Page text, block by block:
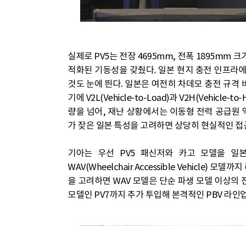
실제로 PV5는 전장 4695mm, 전폭 1895mm 크
적화된 기동성을 갖췄다. 일본 현지 충전 인프라
것도 눈에 띈다. 일본은 여전히 차데모 충전 규격
기에 V2L(Vehicle-to-Load)과 V2H(Vehicle-to-
량을 넘어, 재난 상황에서는 이동형 전력 공급원
가 잦은 일본 특성을 고려하면 상당히 현실적인 접
기아는 우선 PV5 패신저와 카고 모델을 일
WAV(Wheelchair Accessible Vehicle) 모델까지
을 고려하면 WAV 모델은 단순 파생 모델 이상의
모델인 PV7까지 추가 투입해 본격적인 PBV 라인